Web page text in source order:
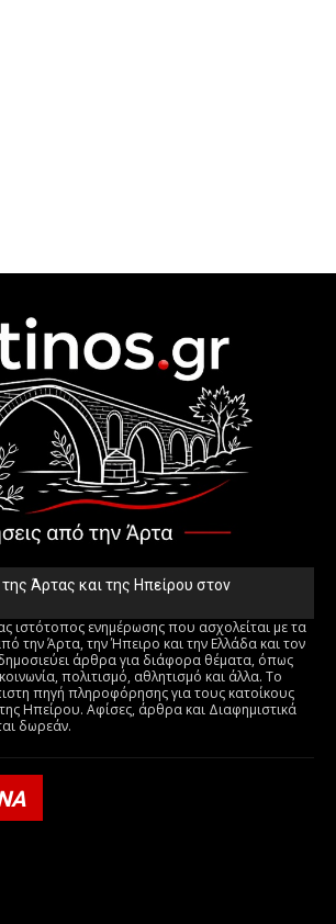
Άρτας και της Ηπείρου στον
ιστότοπος ενημέρωσης που ασχολείται με τα
την Άρτα, την Ήπειρο και την Ελλάδα και τον
άρθρα για διάφορα θέματα, όπως
πολιτισμό, αθλητισμό και άλλα. Το
πηγή πληροφόρησης για τους κατοίκους
Ηπείρου. Αφίσες, άρθρα και Διαφημιστικά
δωρεάν.